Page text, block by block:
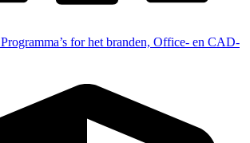
Programma’s for het branden, Office- en CAD-